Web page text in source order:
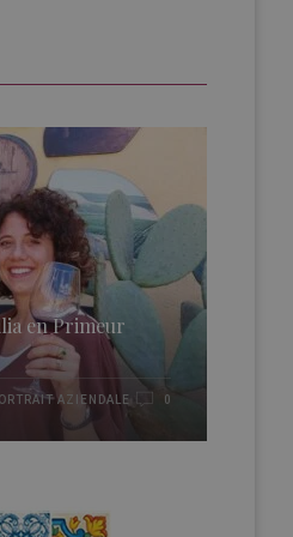
en Primeur
AZIENDALE 0